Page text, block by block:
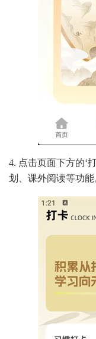
4. 点击页面下方的‘
划、课外阅读等功能